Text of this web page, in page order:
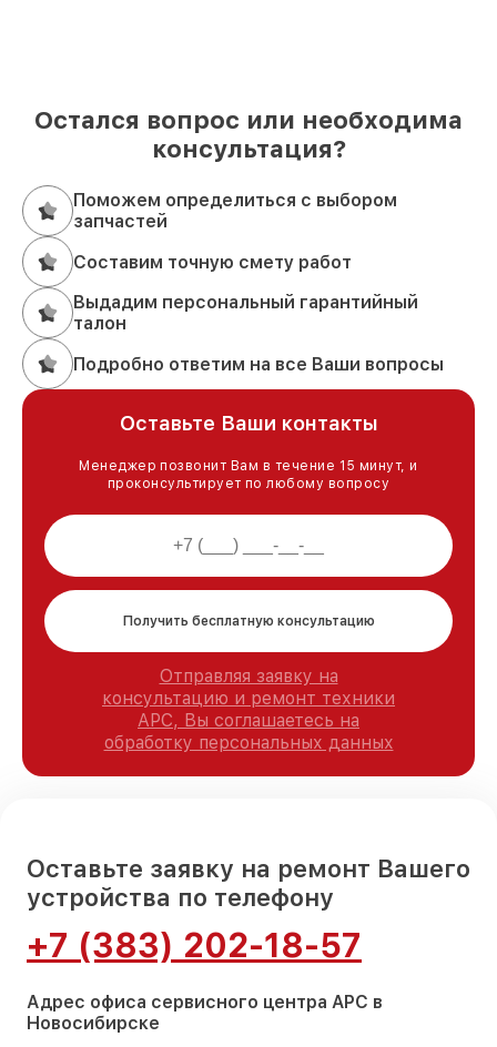
Остался вопрос или необходима
консультация?
Поможем определиться с выбором
запчастей
Составим точную смету работ
Выдадим персональный гарантийный
талон
Подробно ответим на все Ваши вопросы
Оставьте Ваши контакты
Менеджер позвонит Вам в течение 15 минут, и
проконсультирует по любому вопросу
Получить бесплатную консультацию
Отправляя заявку на
консультацию и ремонт техники
APC, Вы соглашаетесь на
обработку персональных данных
Оставьте заявку на ремонт Вашего
устройства по телефону
+7 (383) 202-18-57
Адрес офиса сервисного центра APC в
Новосибирске